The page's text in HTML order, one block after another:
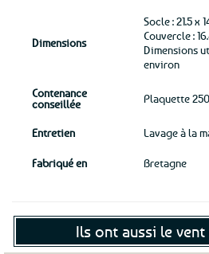
Dimensions
Socle : 21.5 x
Couvercle :
Dimensions
environ
Contenance
conseillée
Plaquette
Entretien Lavage à la
Fabriqué en Bretagne
Ils ont aussi le